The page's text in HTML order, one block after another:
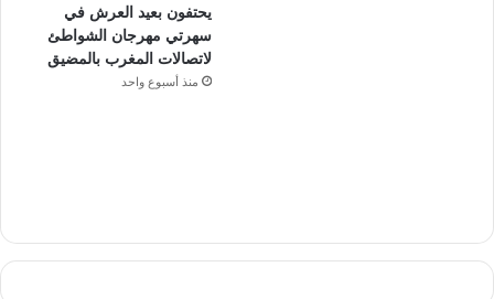
يحتفون بعيد العرش في
سهرتي مهرجان الشواطئ
لاتصالات المغرب بالمضيق
منذ أسبوع واحد